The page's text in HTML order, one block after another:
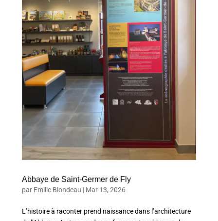
Abbaye de Saint-Germer de Fly
par Emilie Blondeau | Mar 13, 2026
L’histoire à raconter prend naissance dans l’architecture